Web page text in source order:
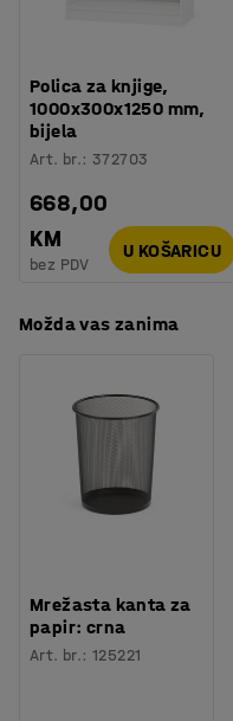
Polica za knjige,
1000x300x1250 mm,
bijela
Art. br.:372703
668,00
KM
bez PDV
U KOŠARICU
Možda vas zanima
Mrežasta kanta za
papir: crna
Art. br.:125221